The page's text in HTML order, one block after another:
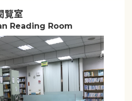
覽室
Reading Room